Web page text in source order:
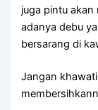
juga pintu
adanya debu
bersarang di
Jangan